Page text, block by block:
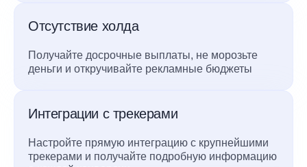
Отсутствие холда
Получайте досрочные выплаты, не морозьте
деньги и откручивайте рекламные бюджеты
Интеграции с трекерами
Настройте прямую интеграцию с крупнейшими
трекерами и получайте подробную информацию